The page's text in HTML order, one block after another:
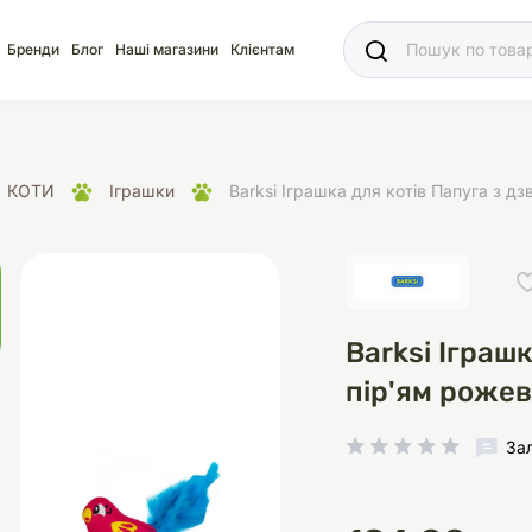
Наповнювачі
для кліток
Акваріуми
Бренди Блог Наші магазини Клієнтам
КОТИ Іграшки Barksi Іграшка для котів Папуга з
Barksi
пір'ям